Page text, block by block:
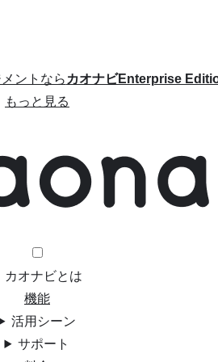
ントならカオナビEnterprise
もっと見る
カオナビとは
機能
活用シーン
サポート